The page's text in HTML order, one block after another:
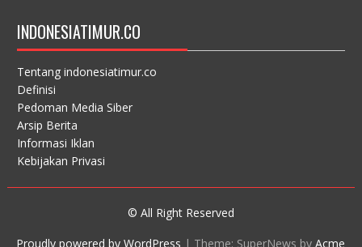
INDONESIATIMUR.CO
Tentang indonesiatimur.co
Definisi
Pedoman Media Siber
Arsip Berita
Informasi Iklan
Kebijakan Privasi
© All Right Reserved
Proudly powered by WordPress | Theme: SuperNews byAcme